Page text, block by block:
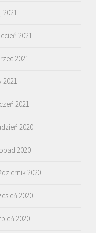
2021
2021
2021
2021
2021
2020
2020
2020
2020
2020